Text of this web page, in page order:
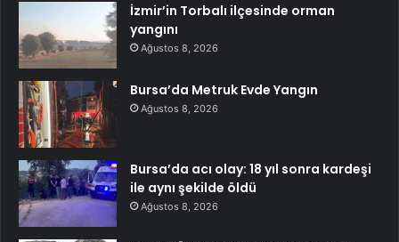
İzmir’in Torbalı ilçesinde orman
yangını
Ağustos 8, 2026
Bursa’da Metruk Evde Yangın
Ağustos 8, 2026
Bursa’da acı olay: 18 yıl sonra kardeşi
ile aynı şekilde öldü
Ağustos 8, 2026